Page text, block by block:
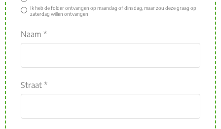
Ik heb de folder ontvangen op maandag of dinsdag, maar zou deze graag op
zaterdag willen ontvangen
Naam *
Straat *